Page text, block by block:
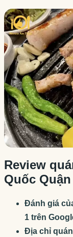
Review
Quốc
Đánh giá
1 trên
Địa chỉ